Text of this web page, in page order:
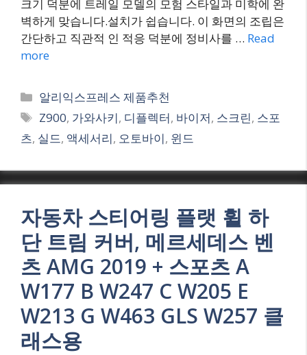
크기 덕분에 트레일 모델의 모험 스타일과 미학에 완
벽하게 맞습니다.설치가 쉽습니다. 이 화면의 조립은
간단하고 직관적 인 적응 덕분에 정비사를 … Read
more
Categories
알리익스프레스 제품추천
Tags
Z900, 가와사키, 디플렉터, 바이저, 스크린, 스포
츠, 실드, 액세서리, 오토바이, 윈드
자동차 스티어링 플랫 휠 하
단 트림 커버, 메르세데스 벤
츠 AMG 2019 + 스포츠 A
W177 B W247 C W205 E
W213 G W463 GLS W257 클
래스용